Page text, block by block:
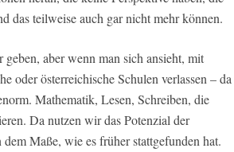
das teilweise auch gar nicht mehr können.
aber wenn man sich ansieht, mit
oder österreichische Schulen verlassen – da
Mathematik, Lesen, Schreiben, die
Da nutzen wir das Potenzial der
Maße, wie es früher stattgefunden hat.